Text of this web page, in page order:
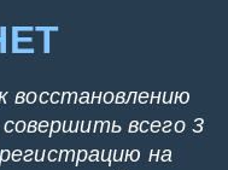
восстановлению
всего 3
на